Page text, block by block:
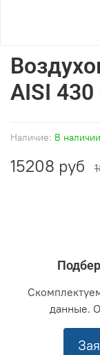
Наличие: В наличии
AISI
15208 руб
данные.